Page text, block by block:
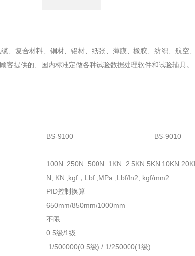
、复合材料、铜材、铝材、纸张、薄膜、橡胶、纺织、航空
提供的、国内标准定做各种试验数据处理软件和试验辅具。
BS-9100 BS-9010
100N 250N 500N 1KN 2.5KN 5KN 10KN
N, KN ,kgf，Lbf ,MPa ,Lbf/In2, kgf/mm2
PID控制换算
650mm/850mm/1000mm
不限
0.5级/1级
1/500000(0.5级) / 1/250000(1级)